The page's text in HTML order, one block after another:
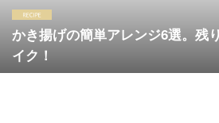
かき揚げの簡単アレンジ6選。残
イク！